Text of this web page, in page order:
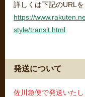
詳しくは下記のURLを
https://
style/transit.html
発送について
佐川急便で発送いたし